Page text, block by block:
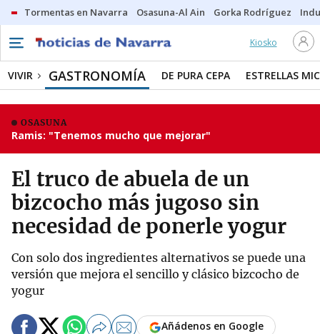
Tormentas en Navarra Osasuna-Al Ain Gorka Rodríguez
Kiosko
VIVIR GASTRONOMÍA DE PURA CEPA ESTRELLAS
OSASUNA
Ramis: "Tenemos mucho que mejorar"
El truco de abuela de un
bizcocho más jugoso sin
necesidad de ponerle yogur
Con solo dos ingredientes alternativos se puede una
versión que mejora el sencillo y clásico bizcocho de
yogur
Añádenos en Google